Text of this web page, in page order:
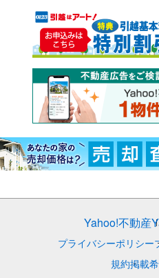
Yahoo!不動産
プライバシーポリシー
規約掲載